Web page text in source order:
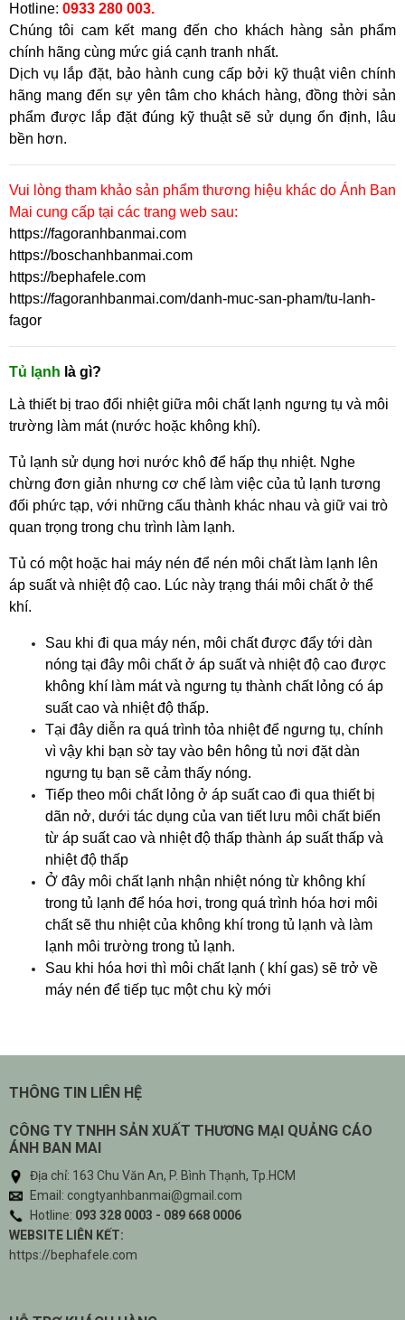
Hotline: 0933 280 003.
Chúng tôi cam kết mang đến cho khách hàng sản phẩm
chính hãng cùng mức giá cạnh tranh nhất.
Dịch vụ lắp đặt, bảo hành cung cấp bởi kỹ thuật viên chính
hãng mang đến sự yên tâm cho khách hàng, đồng thời sản
phẩm được lắp đặt đúng kỹ thuật sẽ sử dụng ổn định, lâu
bền hơn.
Vui lòng tham khảo sản phẩm thương hiệu khác do Ánh Ban
Mai cung cấp tại các trang web sau:
https://fagoranhbanmai.com
https://boschanhbanmai.com
https://bephafele.com
https://fagoranhbanmai.com/danh-muc-san-pham/tu-lanh-
fagor
Tủ lạnh là gì?
Là thiết bị trao đổi nhiệt giữa môi chất lạnh ngưng tụ và môi
trường làm mát (nước hoặc không khí).
Tủ lạnh sử dụng hơi nước khô để hấp thụ nhiệt. Nghe
chừng đơn giản nhưng cơ chế làm việc của tủ lạnh tương
đối phức tạp, với những cấu thành khác nhau và giữ vai trò
quan trọng trong chu trình làm lạnh.
Tủ có một hoặc hai máy nén để nén môi chất làm lạnh lên
áp suất và nhiệt độ cao. Lúc này trạng thái môi chất ở thể
khí.
Sau khi đi qua máy nén, môi chất được đẩy tới dàn
nóng tại đây môi chất ở áp suất và nhiệt độ cao được
không khí làm mát và ngưng tụ thành chất lỏng có áp
suất cao và nhiệt độ thấp.
Tại đây diễn ra quá trình tỏa nhiệt để ngưng tụ, chính
vì vậy khi bạn sờ tay vào bên hông tủ nơi đặt dàn
ngưng tụ bạn sẽ cảm thấy nóng.
Tiếp theo môi chất lỏng ở áp suất cao đi qua thiết bị
dãn nở, dưới tác dụng của van tiết lưu môi chất biến
từ áp suất cao và nhiệt độ thấp thành áp suất thấp và
nhiệt độ thấp
Ở đây môi chất lạnh nhận nhiệt nóng từ không khí
trong tủ lạnh để hóa hơi, trong quá trình hóa hơi môi
chất sẽ thu nhiệt của không khí trong tủ lạnh và làm
lạnh môi trường trong tủ lạnh.
Sau khi hóa hơi thì môi chất lạnh ( khí gas) sẽ trở về
máy nén để tiếp tục một chu kỳ mới
THÔNG TIN LIÊN HỆ
CÔNG TY TNHH SẢN XUẤT THƯƠNG MẠI QUẢNG CÁO
ÁNH BAN MAI
Địa chỉ: 163 Chu Văn An, P. Bình Thạnh, Tp.HCM
Email: congtyanhbanmai@gmail.com
Hotline: 093 328 0003 - 089 668 0006
WEBSITE LIÊN KẾT:
https://bephafele.com